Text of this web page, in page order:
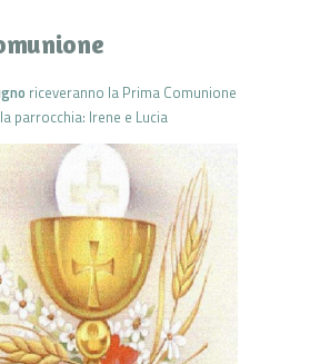
riceveranno la Prima Comunione
parrocchia: Irene e Lucia